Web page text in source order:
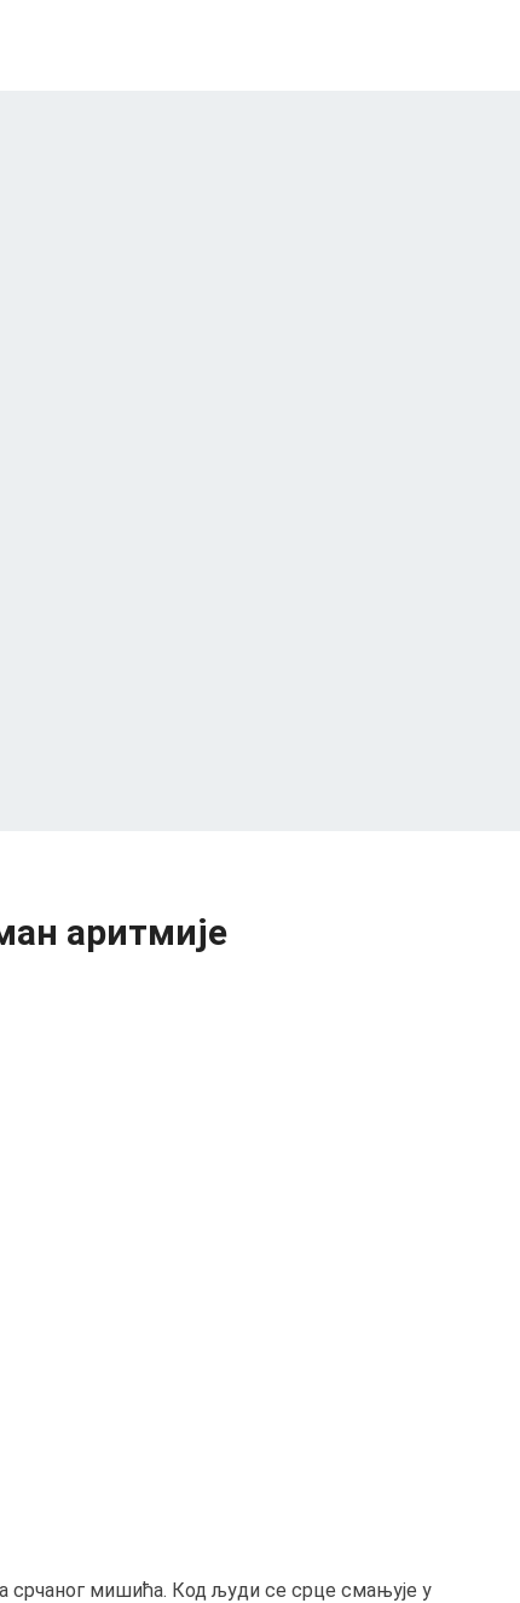
аритмије
срчаног мишића. Код људи се срце смањује у